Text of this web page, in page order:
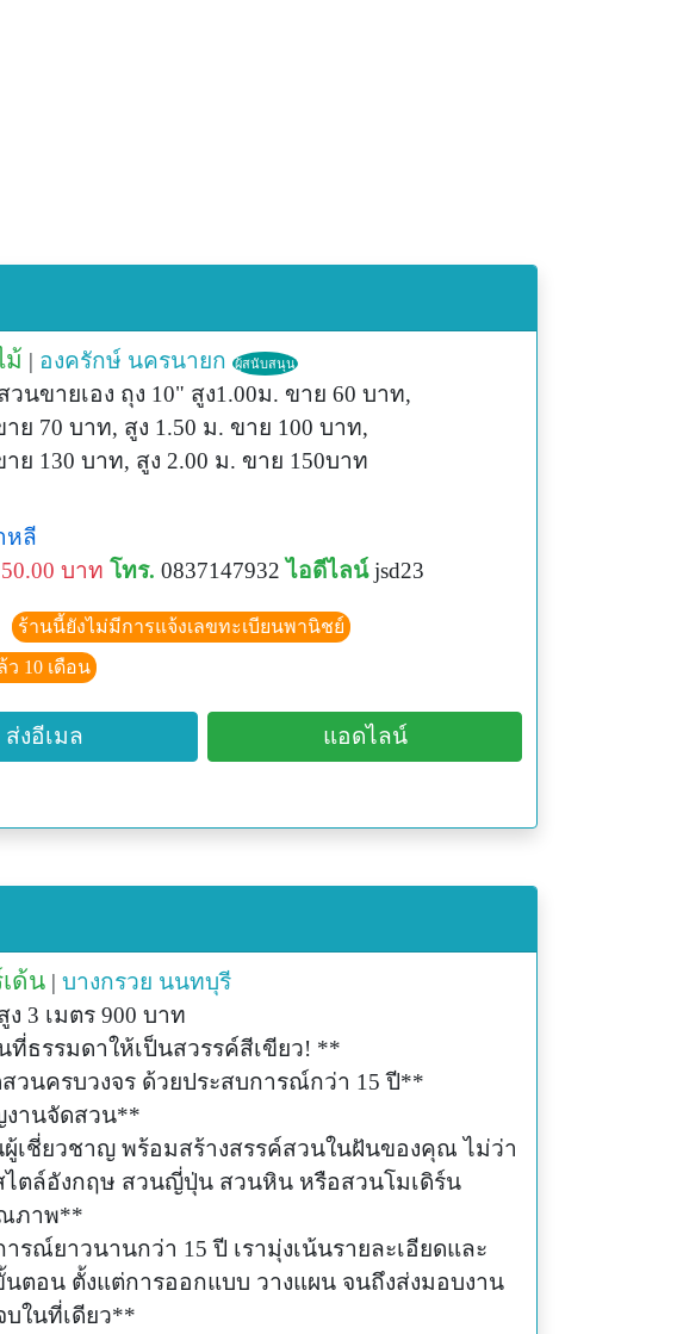
ม้ | องครักษ์ นครนายก ผู้สนับสนุน
วนขายเอง ถุง 10" สูง1.00ม. ขาย 60 บาท,
าย 70 บาท, สูง 1.50 ม. ขาย 100 บาท,
าย 130 บาท, สูง 2.00 ม. ขาย 150บาท
หลี
บาท โทร. 0837147932 ไอดีไลน์ jsd23
ร้านนี้ยังไม่มีการแจ้งเลขทะเบียนพานิชย์
10 เดือน
ส่งอีเมล แอดไลน์
ด้น | บางกรวย นนทบุรี
3 เมตร 900 บาท
ที่ธรรมดาให้เป็นสวรรค์สีเขียว! **
วนครบวงจร ด้วยประสบการณ์กว่า 15 ปี**
านจัดสวน**
ผู้เชี่ยวชาญ พร้อมสร้างสรรค์สวนในฝันของคุณ ไม่ว่า
ไตล์อังกฤษ สวนญี่ปุ่น สวนหิน หรือสวนโมเดิร์น
ภาพ**
รณ์ยาวนานกว่า 15 ปี เรามุ่งเน้นรายละเอียดและ
นตอน ตั้งแต่การออกแบบ วางแผน จนถึงส่งมอบงาน
ในที่เดียว**